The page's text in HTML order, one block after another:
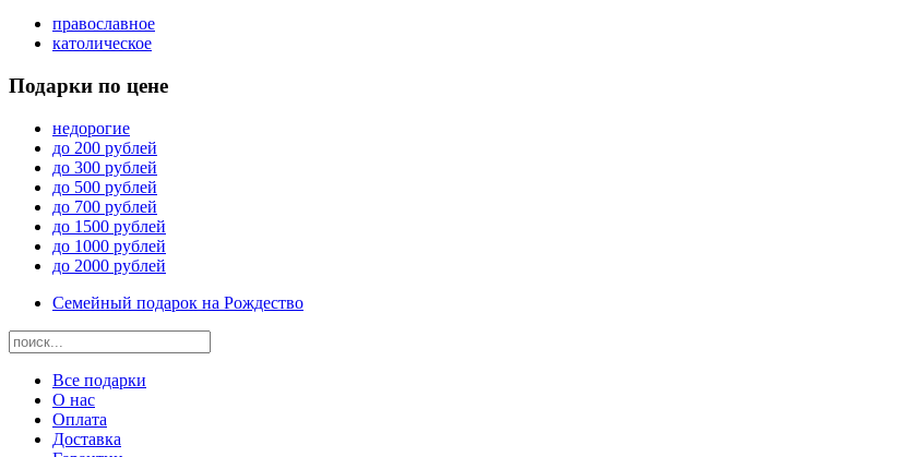
православное
католическое
Подарки по цене
недорогие
до 200 рублей
до 300 рублей
до 500 рублей
до 700 рублей
до 1500 рублей
до 1000 рублей
до 2000 рублей
Семейный подарок на Рождество
Все подарки
О нас
Оплата
Доставка